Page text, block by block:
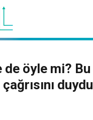
de öyle mi? Bu
duydu